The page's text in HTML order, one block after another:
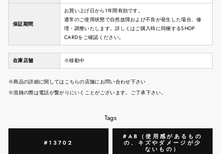
保証期間
お買い上げ日から1年間有効です。
通常のご使用状態で自然故障および不良が発生した場合、修
理・調整いたします。詳しくはご購入時に同梱するSHOP
CARDをご確認ください。
在庫店舗 ※移動中
※商品の詳細に関してはこちらの店舗にお問い合わせ下さい
※混雑の際は電話が繋がりにいくことがございます。ご了承下さい。
Tags
#13702
#AB（使用感があるもの
の、キズやダメージが少
ないもの）